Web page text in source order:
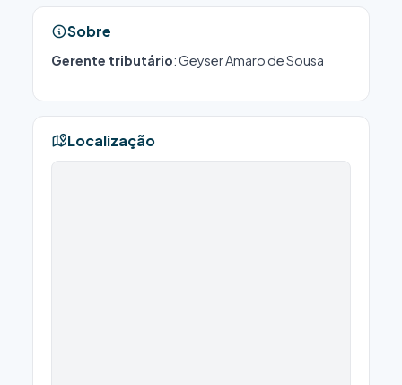
Sobre
Gerente tributário: Geyser Amaro de Sousa
Localização